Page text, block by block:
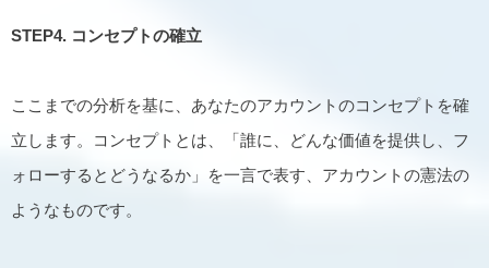
STEP4. コンセプトの確立
ここまでの分析を基に、あなたのアカウントのコンセプトを確
立します。コンセプトとは、「誰に、どんな価値を提供し、フ
ォローするとどうなるか」を一言で表す、アカウントの憲法の
ようなものです。